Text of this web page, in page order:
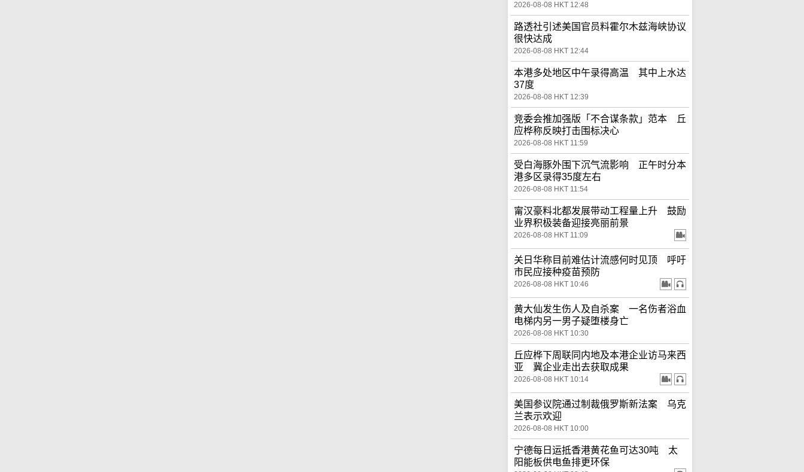
2026-08-08 HKT 12:48
路透社引述美国官员料霍尔木兹海峡协议
很快达成
2026-08-08 HKT 12:44
本港多处地区中午录得高温 其中上水达
37度
2026-08-08 HKT 12:39
竞委会推加强版「不合谋条款」范本 丘
应桦称反映打击围标决心
2026-08-08 HKT 11:59
受白海豚外围下沉气流影响 正午时分本
港多区录得35度左右
2026-08-08 HKT 11:54
甯汉豪料北都发展带动工程量上升 鼓励
业界积极装备迎接亮丽前景
2026-08-08 HKT 11:09
关日华称目前难估计流感何时见顶 呼吁
市民应接种疫苗预防
2026-08-08 HKT 10:46
黄大仙发生伤人及自杀案 一名伤者浴血
电梯内另一男子疑堕楼身亡
2026-08-08 HKT 10:30
丘应桦下周联同内地及本港企业访马来西
亚 冀企业走出去获取成果
2026-08-08 HKT 10:14
美国参议院通过制裁俄罗斯新法案 乌克
兰表示欢迎
2026-08-08 HKT 10:00
宁德每日运抵香港黄花鱼可达30吨 太
阳能板供电鱼排更环保